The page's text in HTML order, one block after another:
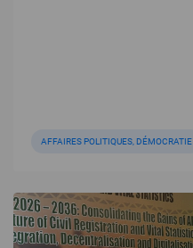
AFFAIRES POLITIQUES, DÉMOCRATIE